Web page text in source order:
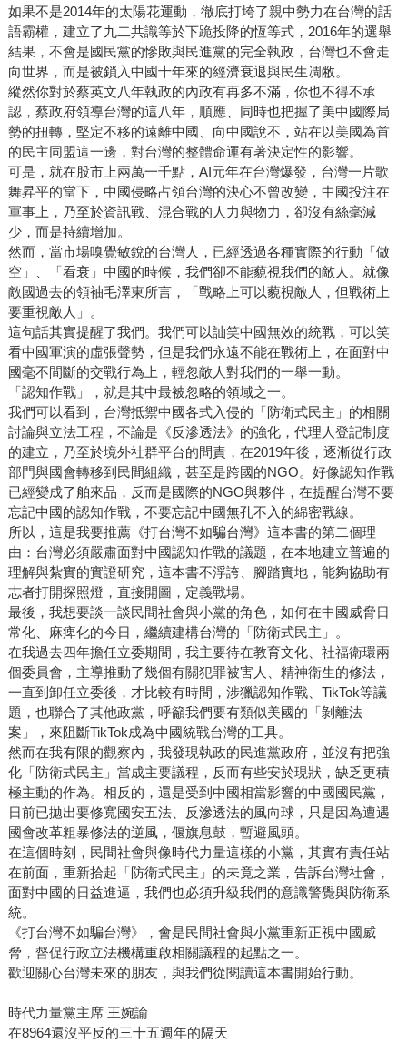
如果不是2014年的太陽花運動，徹底打垮了親中勢力在台灣的話
語霸權，建立了九二共識等於下跪投降的恆等式，2016年的選舉
結果，不會是國民黨的慘敗與民進黨的完全執政，台灣也不會走
向世界，而是被鎖入中國十年來的經濟衰退與民生凋敝。
縱然你對於蔡英文八年執政的內政有再多不滿，你也不得不承
認，蔡政府領導台灣的這八年，順應、同時也把握了美中國際局
勢的扭轉，堅定不移的遠離中國、向中國說不，站在以美國為首
的民主同盟這一邊，對台灣的整體命運有著決定性的影響。
可是，就在股市上兩萬一千點，AI元年在台灣爆發，台灣一片歌
舞昇平的當下，中國侵略占領台灣的決心不曾改變，中國投注在
軍事上，乃至於資訊戰、混合戰的人力與物力，卻沒有絲毫減
少，而是持續增加。
然而，當市場嗅覺敏銳的台灣人，已經透過各種實際的行動「做
空」、「看衰」中國的時候，我們卻不能藐視我們的敵人。就像
敵國過去的領袖毛澤東所言，「戰略上可以藐視敵人，但戰術上
要重視敵人」。
這句話其實提醒了我們。我們可以訕笑中國無效的統戰，可以笑
看中國軍演的虛張聲勢，但是我們永遠不能在戰術上，在面對中
國毫不間斷的交戰行為上，輕忽敵人對我們的一舉一動。
「認知作戰」，就是其中最被忽略的領域之一。
我們可以看到，台灣抵禦中國各式入侵的「防衛式民主」的相關
討論與立法工程，不論是《反滲透法》的強化，代理人登記制度
的建立，乃至於境外社群平台的問責，在2019年後，逐漸從行政
部門與國會轉移到民間組織，甚至是跨國的NGO。好像認知作戰
已經變成了舶來品，反而是國際的NGO與夥伴，在提醒台灣不要
忘記中國的認知作戰，不要忘記中國無孔不入的綿密戰線。
所以，這是我要推薦《打台灣不如騙台灣》這本書的第二個理
由：台灣必須嚴肅面對中國認知作戰的議題，在本地建立普遍的
理解與紮實的實證研究，這本書不浮誇、腳踏實地，能夠協助有
志者打開探照燈，直接開圖，定義戰場。
最後，我想要談一談民間社會與小黨的角色，如何在中國威脅日
常化、麻痺化的今日，繼續建構台灣的「防衛式民主」。
在我過去四年擔任立委期間，我主要待在教育文化、社福衛環兩
個委員會，主導推動了幾個有關犯罪被害人、精神衛生的修法，
一直到卸任立委後，才比較有時間，涉獵認知作戰、TikTok等議
題，也聯合了其他政黨，呼籲我們要有類似美國的「剝離法
案」，來阻斷TikTok成為中國統戰台灣的工具。
然而在我有限的觀察內，我發現執政的民進黨政府，並沒有把強
化「防衛式民主」當成主要議程，反而有些安於現狀，缺乏更積
極主動的作為。相反的，還是受到中國相當影響的中國國民黨，
日前已拋出要修寬國安五法、反滲透法的風向球，只是因為遭遇
國會改革粗暴修法的逆風，偃旗息鼓，暫避風頭。
在這個時刻，民間社會與像時代力量這樣的小黨，其實有責任站
在前面，重新拾起「防衛式民主」的未竟之業，告訴台灣社會，
面對中國的日益進逼，我們也必須升級我們的意識警覺與防衛系
統。
《打台灣不如騙台灣》，會是民間社會與小黨重新正視中國威
脅，督促行政立法機構重啟相關議程的起點之一。
歡迎關心台灣未來的朋友，與我們從閱讀這本書開始行動。
時代力量黨主席 王婉諭
在8964還沒平反的三十五週年的隔天